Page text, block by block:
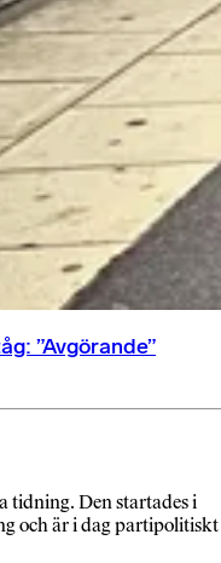
”Avgörande”
tidning. Den startades i
och är i dag partipolitiskt